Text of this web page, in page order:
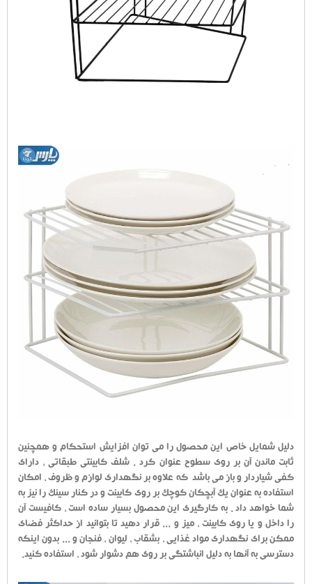
دلیل شمایل خاص این محصول را می توان افزایش استحکام و همچنین
ثابت ماندن آن بر روی سطوح عنوان کرد . شلف کابینتی طبقاتی ، دارای
کفی شیاردار و باز می باشد که علاوه بر نگهداری لوازم و ظروف ، امکان
استفاده به عنوان یک آبچکان کوچک بر روی کابینت و در کنار سینک را نیز به
شما خواهد داد . به کارگیری این محصول بسیار ساده است ، کافیست آن
را داخل و یا روی کابینت ، میز و ... قرار دهید تا بتوانید از حداکثر فضای
ممکن برای نگهداری مواد غذایی ، بشقاب ، لیوان ، فنجان و ... بدون اینکه
دسترسی به آنها به دلیل انباشتگی بر روی هم دشوار شود ، استفاده کنید.